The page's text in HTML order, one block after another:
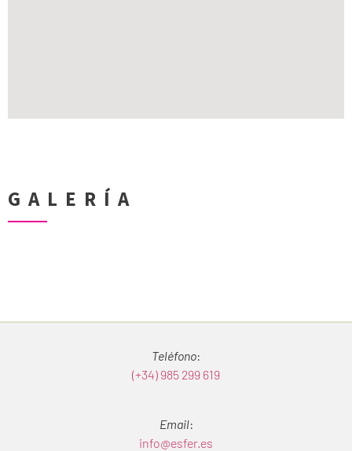
GALERÍA
Teléfono:
(+34) 985 299 619
Email:
info@esfer.es